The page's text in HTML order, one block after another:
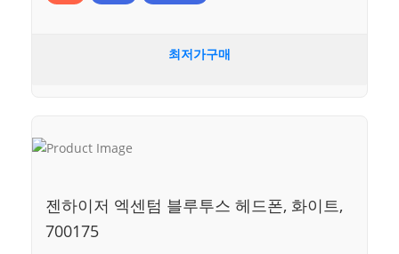
최저가구매
젠하이저 엑센텀 블루투스 헤드폰, 화이트,
700175